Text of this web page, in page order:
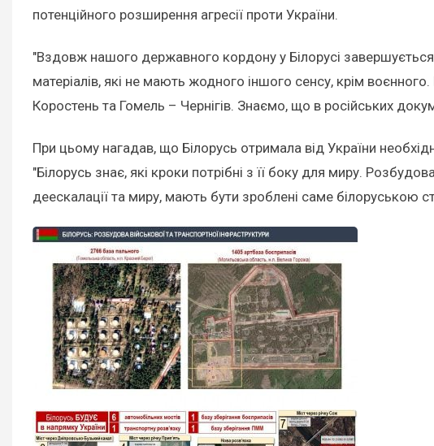
потенційного розширення агресії проти України.
"Вздовж нашого державного кордону у Білорусі завершується
матеріалів, які не мають жодного іншого сенсу, крім
Коростень та Гомель – Чернігів. Знаємо, що в російських
При цьому нагадав, що Білорусь отримала від України
"Білорусь знає, які кроки потрібні з її боку для миру.
деескалації та миру, мають бути зроблені саме білоруською